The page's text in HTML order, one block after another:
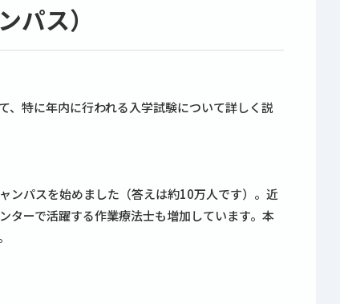
パス）
、特に年内に行われる入学試験について詳しく説
ンパスを始めました（答えは約10万人です）。近
ターで活躍する作業療法士も増加しています。本